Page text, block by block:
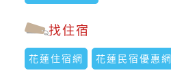
找住宿
花蓮住宿網 花蓮民宿優惠網